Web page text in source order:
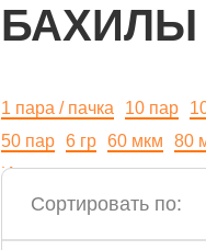
БАХИЛЫ
1 пара / пачка 10 пар
50 пар 6 гр 60 мкм 80
Из нетканого материала
С двойной резинкой С
Ящики и органайзеры
Сортировать по: